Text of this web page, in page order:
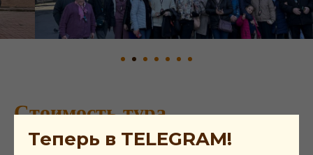
Стоимость тура
Теперь в TELEGRAM!